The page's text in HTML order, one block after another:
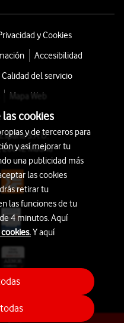
y Cookies
Accesibilidad
Calidad del servicio
Mapa Web
S.A.U.
28042 Madrid
las cookies
y de terceros para
y así mejorar tu
una publicidad más
las cookies
retirar tu
las funciones de tu
4 minutos. Aquí
Y aquí